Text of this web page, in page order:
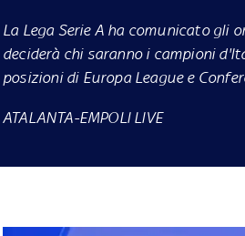
La Lega Serie A ha comunicato gli
deciderà chi saranno i campioni
posizioni di Europa League e
ATALANTA-EMPOLI LIVE